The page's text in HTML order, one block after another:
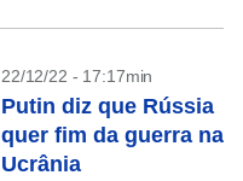
22/12/22 - 17:17min
Putin diz que Rússia
quer fim da guerra na
Ucrânia